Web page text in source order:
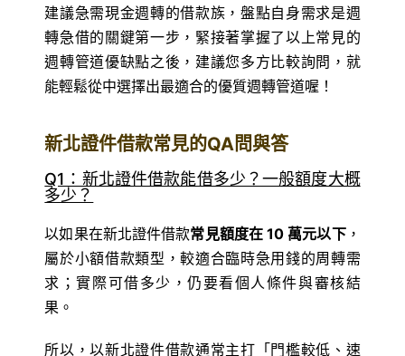
建議急需現金週轉的借款族，盤點自身需求是週
轉急借的關鍵第一步，緊接著掌握了以上常見的
週轉管道優缺點之後，建議您多方比較詢問，就
能輕鬆從中選擇出最適合的優質週轉管道喔！
新北證件借款常見的QA問與答
Q1：新北證件借款能借多少？一般額度大概
多少？
以如果在新北證件借款常見額度在 10 萬元以下，
屬於小額借款類型，較適合臨時急用錢的周轉需
求；實際可借多少，仍要看個人條件與審核結
果。
所以，以新北證件借款通常主打「門檻較低、速